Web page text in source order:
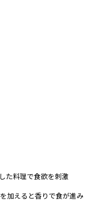
た料理で食欲を刺激
加えると香りで食が進み